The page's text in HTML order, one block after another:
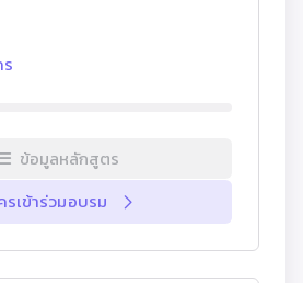
ข้อมูลหลักสูตร
รเข้าร่วมอบรม